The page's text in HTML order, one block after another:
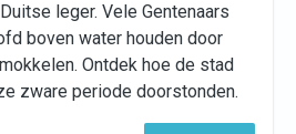
leger. Vele Gentenaars
boven water houden door
Ontdek hoe de stad
zware periode doorstonden.